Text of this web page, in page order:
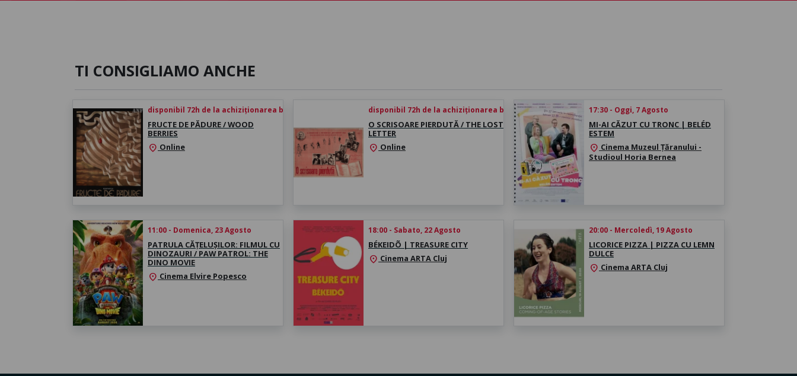
TI CONSIGLIAMO ANCHE
disponibil 72h de la achiziționarea biletului
FRUCTE DE PĂDURE / WOOD
BERRIES
location_on Online
disponibil 72h de la achiziționarea biletului
O SCRISOARE PIERDUTĂ / THE LOST
LETTER
location_on Online
17:30 - Oggi, 7 Agosto
MI-AI CĂZUT CU TRONC | BELÉD
ESTEM
location_on Cinema Muzeul Țăranului -
Studioul Horia Bernea
11:00 - Domenica, 23 Agosto
PATRULA CĂȚELUȘILOR: FILMUL CU
DINOZAURI / PAW PATROL: THE
DINO MOVIE
location_on Cinema Elvire Popesco
18:00 - Sabato, 22 Agosto
BÉKEIDÕ | TREASURE CITY
location_on Cinema ARTA Cluj
20:00 - Mercoledì, 19 Agosto
LICORICE PIZZA | PIZZA CU LEMN
DULCE
location_on Cinema ARTA Cluj